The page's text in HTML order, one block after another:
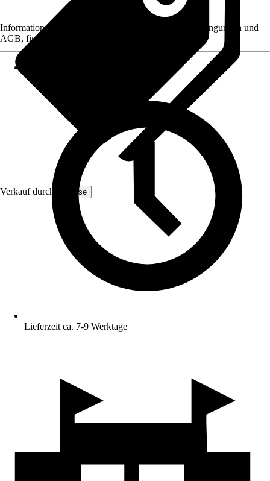
Verkauf durch: Yulisse
Informationen des Verkäufers, wie z. B. Rückgabebedingungen und
AGB, finden Sie bei Klick auf den Verkäufernamen.
Lieferzeit ca. 7-9 Werktage